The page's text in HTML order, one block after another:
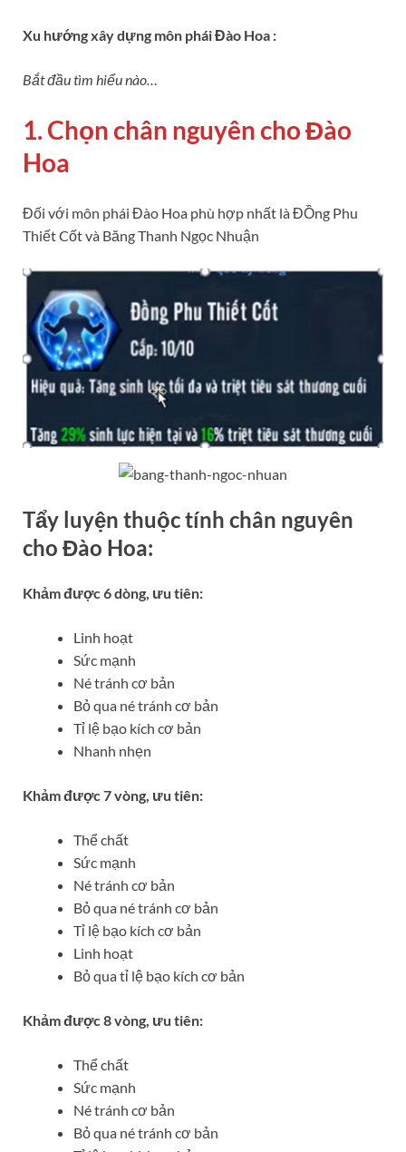
Xu hướng xây dựng môn phái Đào Hoa :
Bắt đầu tìm hiểu nào…
1. Chọn chân nguyên cho Đào
Hoa
Đối với môn phái Đào Hoa phù hợp nhất là ĐỒng Phu
Thiết Cốt và Băng Thanh Ngọc Nhuận
Tẩy luyện thuộc tính chân nguyên
cho Đào Hoa:
Khảm được 6 dòng, ưu tiên:
Linh hoạt
Sức mạnh
Né tránh cơ bản
Bỏ qua né tránh cơ bản
Tỉ lệ bạo kích cơ bản
Nhanh nhẹn
Khảm được 7 vòng, ưu tiên:
Thể chất
Sức mạnh
Né tránh cơ bản
Bỏ qua né tránh cơ bản
Tỉ lệ bạo kích cơ bản
Linh hoạt
Bỏ qua tỉ lệ bạo kích cơ bản
Khảm được 8 vòng, ưu tiên:
Thể chất
Sức mạnh
Né tránh cơ bản
Bỏ qua né tránh cơ bản